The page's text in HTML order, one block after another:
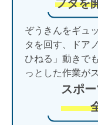
フタを
ぞうきんをギュ
タを回す、ドア
ひねる」動きで
っとした作業が
スポ